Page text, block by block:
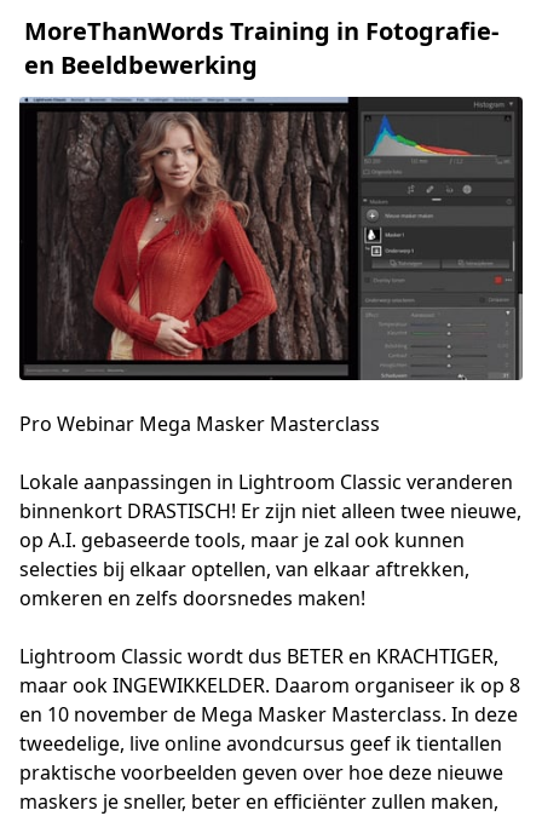
MoreThanWords Training in Fotografie-
en Beeldbewerking
Pro Webinar Mega Masker Masterclass
Lokale aanpassingen in Lightroom Classic veranderen
binnenkort DRASTISCH! Er zijn niet alleen twee nieuwe,
op A.I. gebaseerde tools, maar je zal ook kunnen
selecties bij elkaar optellen, van elkaar aftrekken,
omkeren en zelfs doorsnedes maken!
Lightroom Classic wordt dus BETER en KRACHTIGER,
maar ook INGEWIKKELDER. Daarom organiseer ik op 8
en 10 november de Mega Masker Masterclass. In deze
tweedelige, live online avondcursus geef ik tientallen
praktische voorbeelden geven over hoe deze nieuwe
maskers je sneller, beter en efficiënter zullen maken,